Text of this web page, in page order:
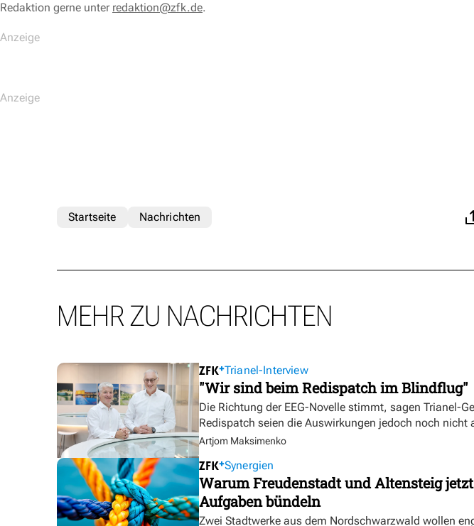
Redaktion gerne unter redaktion@zfk.de.
Startseite Nachrichten
MEHR ZU NACHRICHTEN
Trianel-Interview
"Wir sind beim Redispatch im Blindflug"
Die Richtung der EEG-Novelle stimmt, sagen Trianel-
Redispatch seien die Auswirkungen jedoch noch nicht
Artjom Maksimenko
Synergien
Warum Freudenstadt und Altensteig
Aufgaben bündeln
Zwei Stadtwerke aus dem Nordschwarzwald wollen